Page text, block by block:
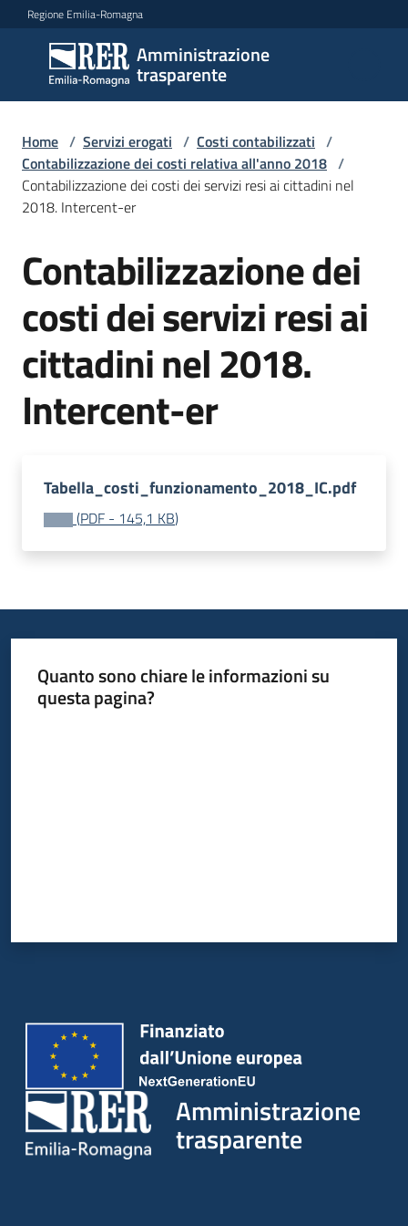
Vai al contenuto
Vai alla navigazione
Vai al footer
Regione Emilia-Romagna
Amministrazione
trasparente
Amministrazione
trasparente
Sottosezioni
Home / Servizi erogati / Costi contabilizzati /
Contabilizzazione dei costi relativa all'anno 2018 /
Contabilizzazione dei costi dei servizi resi ai cittadini nel
2018. Intercent-er
Contabilizzazione dei
costi dei servizi resi ai
cittadini nel 2018.
Intercent-er
Tabella_costi_funzionamento_2018_IC.pdf
(PDF - 145,1 KB)
Quanto sono chiare le informazioni su
questa pagina?
Amministrazione
trasparente